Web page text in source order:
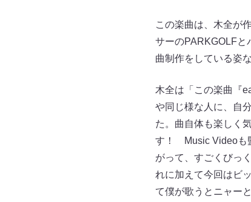
この楽曲は、⽊全が
サーのPARKGOLFと
曲制作をしている姿
⽊全は「この楽曲『
や同じ様な⼈に、⾃
た。曲⾃体も楽しく
す！ Music Videoも
がって、すごくびっ
れに加えて今回はビ
て僕が歌うとニャー